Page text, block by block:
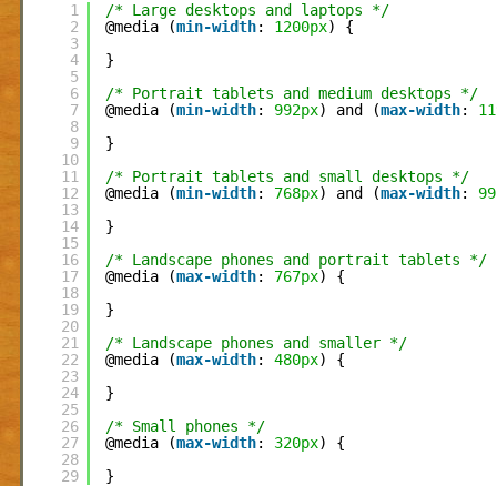
1
2
3
4
5
6
7
8
9
10
11
12
13
14
15
16
17
18
19
20
21
22
23
24
25
26
27
28
29
/* Large desktops and laptops */
@media (min-width: 1200px) {
}
/* Portrait tablets and medium desktops */
@media (min-width: 992px) and (max-width:
}
/* Portrait tablets and small desktops */
@media (min-width: 768px) and (max-width:
}
/* Landscape phones and portrait tablets */
@media (max-width: 767px) {
}
/* Landscape phones and smaller */
@media (max-width: 480px) {
}
/* Small phones */
@media (max-width: 320px) {
}